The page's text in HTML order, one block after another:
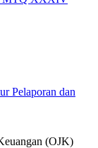
Pelaporan dan
(OJK)